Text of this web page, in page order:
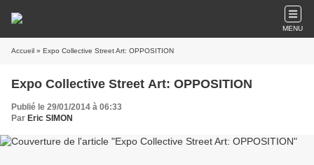
MENU
Accueil » Expo Collective Street Art: OPPOSITION
Expo Collective Street Art: OPPOSITION
Publié le 29/01/2014 à 06:33
Par Eric SIMON